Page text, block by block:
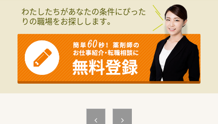
■宮城県と岩手県で地域に根差した調剤薬局を複数店舗展開し
ています。
■訪問看護や居宅介護支援事業も運営しており、多職種連携を推
■今後2～3年で10～15店舗への拡大を目指している成長企業で
す。
【勤務実態について】
■月の平均残業時間は5時間程度と、非常に少なく働きやすい環
境です。
■日曜祝日に加え他1日の週休2日制で、夏季・年末年始休暇も取
■将来的には隔週で完全週休2日制のシフトを組むことも相談可
わたしたちがあなたの条件にぴった
りの職場をお探しします。